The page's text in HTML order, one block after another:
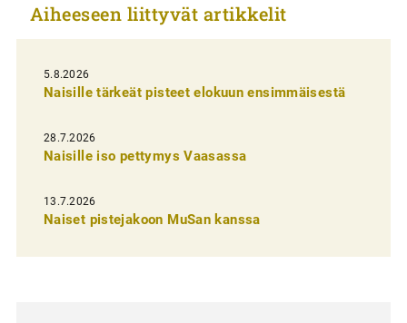
k
e
l
i
e
n
e
Aiheeseen liittyvät artikkelit
5.8.2026
Naisille tärkeät pisteet elokuun ensimmäisestä
28.7.2026
Naisille iso pettymys Vaasassa
13.7.2026
Naiset pistejakoon MuSan kanssa